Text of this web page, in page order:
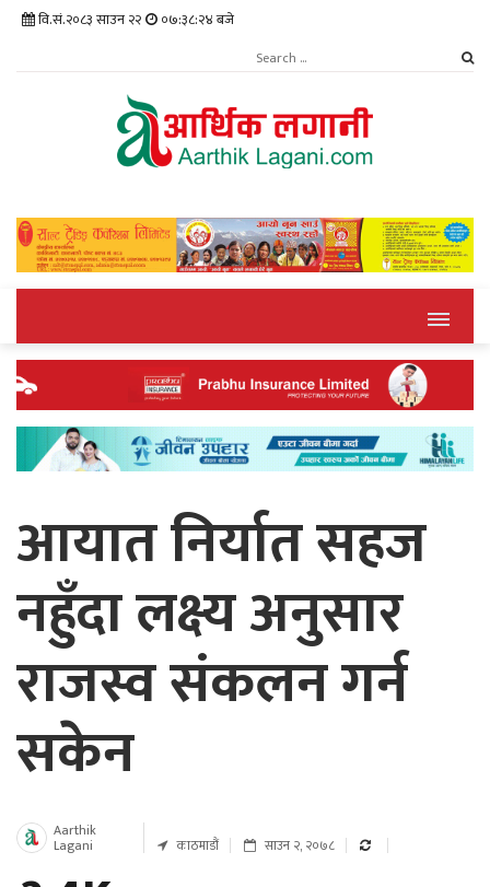
वि.सं.२०८३ साउन २२ ०७:३८:२५ बजे
आयात निर्यात सहज
नहुँदा लक्ष्य अनुसार
राजस्व संकलन गर्न
सकेन
Aarthik
Lagani काठमाडौं साउन २, २०७८